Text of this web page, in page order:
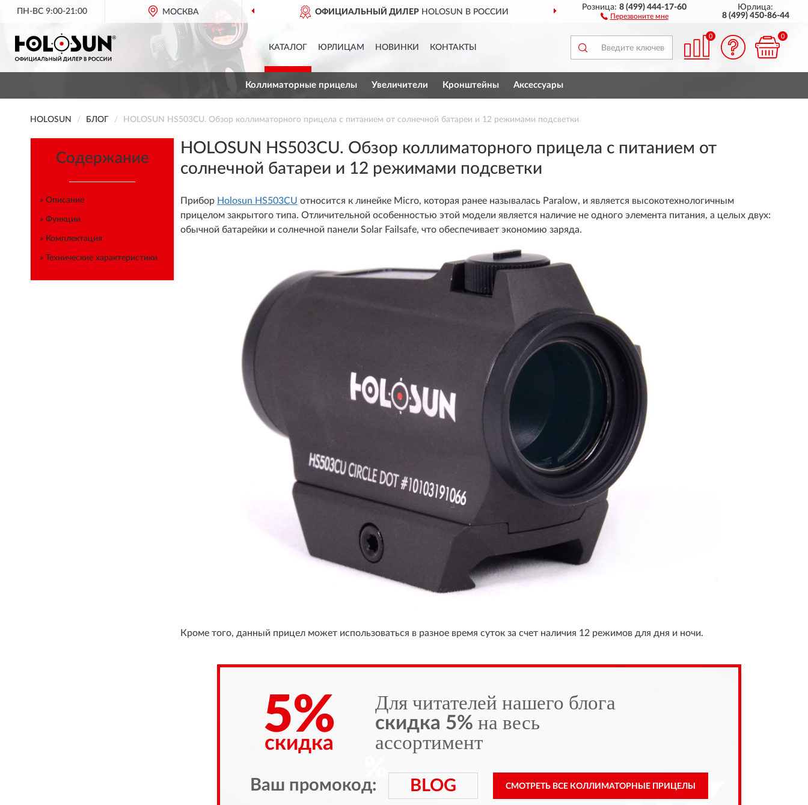
ПН-ВС 9:00-21:00 МОСКВА
ОФИЦИАЛЬНЫЙ ДИЛЕРHOLOSUN В РОССИИ ДОСТАВИМПО ВСЕЙ РОССИИ ПОЛНЫЙАССОРТИМЕНТ
Розница:8 (499) 444-17-60
Перезвоните мне
Юрлица:
8 (499) 450-86-44
КАТАЛОГ ЮРЛИЦАМ НОВИНКИ КОНТАКТЫ
0 0
Коллиматорные прицелы Увеличители Кронштейны Аксессуары
HOLOSUN БЛОГ HOLOSUN HS503CU. Обзор коллиматорного прицела с питанием от солнечной батареи и 12 режимами подсветки
Содержание
» Описание
» Функции
» Комплектация
» Технические характеристики
HOLOSUN HS503CU. Обзор коллиматорного прицела с питанием от
солнечной батареи и 12 режимами подсветки
Прибор Holosun HS503CU относится к линейке Micro, которая ранее называлась Paralow, и является высокотехнологичным
прицелом закрытого типа. Отличительной особенностью этой модели является наличие не одного элемента питания, а целых двух:
обычной батарейки и солнечной панели Solar Failsafe, что обеспечивает экономию заряда.
Кроме того, данный прицел может использоваться в разное время суток за счет наличия 12 режимов для дня и ночи.
5%
скидка
Для читателей нашего блога
скидка 5% на весь
ассортимент
Ваш промокод: BLOG СМОТРЕТЬ ВСЕ КОЛЛИМАТОРНЫЕ ПРИЦЕЛЫ